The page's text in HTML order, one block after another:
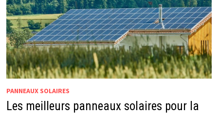
PANNEAUX SOLAIRES
Les meilleurs panneaux solaires pour la